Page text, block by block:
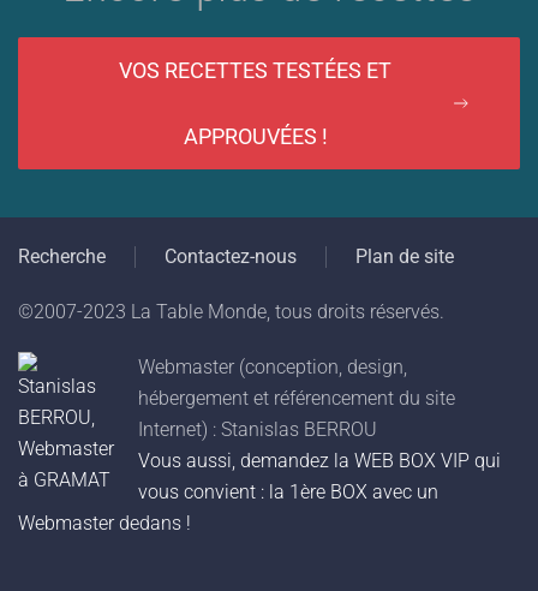
VOS RECETTES TESTÉES ET
APPROUVÉES !
Recherche Contactez-nous Plan de site
©2007-2023 La Table Monde, tous droits réservés.
Webmaster (conception, design,
hébergement et référencement du site
Internet) : Stanislas BERROU
Vous aussi, demandez la WEB BOX VIP qui
vous convient : la 1ère BOX avec un
Webmaster dedans !